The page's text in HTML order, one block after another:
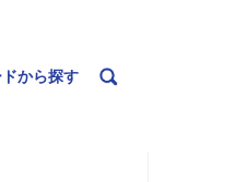
から探す